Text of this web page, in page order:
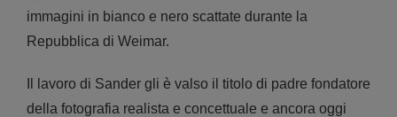
immagini in bianco e nero scattate durante la
Repubblica di Weimar.
Il lavoro di Sander gli è valso il titolo di padre fondatore
della fotografia realista e concettuale e ancora oggi